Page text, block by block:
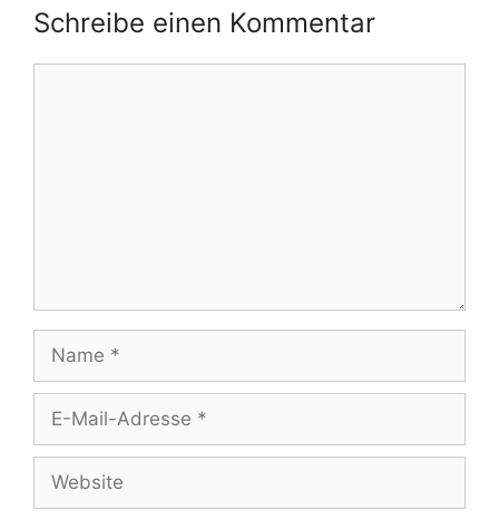
Schreibe einen Kommentar
Mail-
Adresse